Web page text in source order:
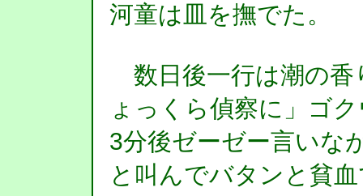
河童は皿を撫でた。
数日後一行は潮の香
ょっくら偵察に」ゴ
3分後ゼーゼー言いな
と叫んでバタンと貧